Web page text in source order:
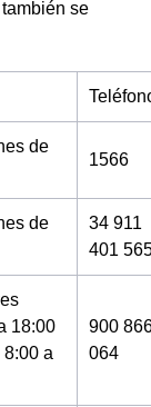
se
de
1566
de
34 911
401
18:00
a
900
064